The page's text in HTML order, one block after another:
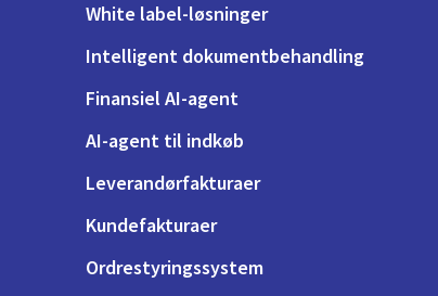
White label-løsninger
Intelligent dokumentbehandling
Finansiel AI-agent
AI-agent til indkøb
Leverandørfakturaer
Kundefakturaer
Ordrestyringssystem